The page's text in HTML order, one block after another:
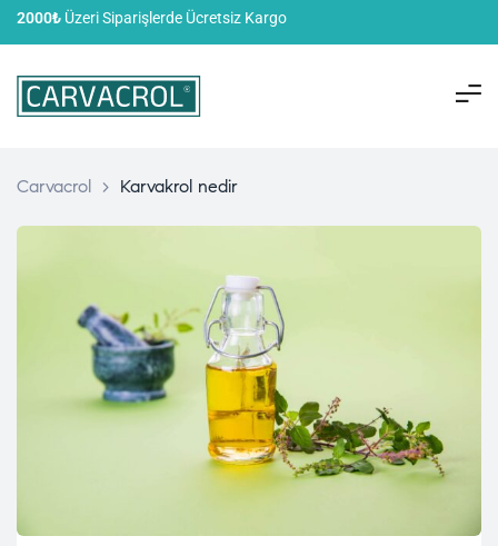
2000₺ Üzeri Siparişlerde Ücretsiz Kargo
Carvacrol > Karvakrol nedir